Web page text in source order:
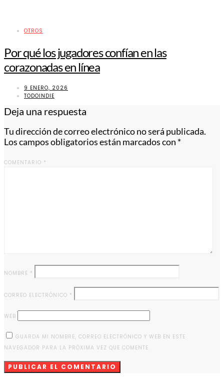
OTROS
Por qué los jugadores confían en las
corazonadas en línea
9 ENERO, 2026
TODOINDIE
Deja una respuesta
Tu dirección de correo electrónico no será publicada.
Los campos obligatorios están marcados con *
COMENTARIO *
NOMBRE *
CORREO ELECTRÓNICO *
WEB
GUARDA MI NOMBRE, CORREO ELECTRÓNICO Y WEB EN ESTE
NAVEGADOR PARA LA PRÓXIMA VEZ QUE COMENTE.